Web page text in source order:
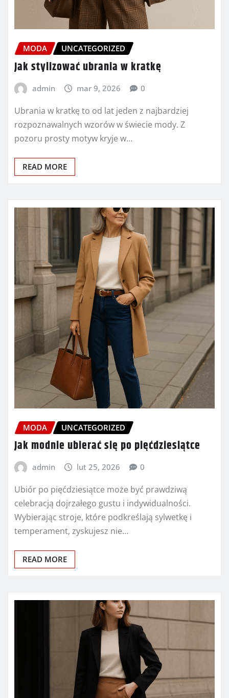
MODA UNCATEGORIZED
Jak stylizować ubrania w kratkę
admin mar 9, 2026 0
Ubrania w kratkę to od lat jeden z najbardziej
rozpoznawalnych wzorów w świecie mody. Z
pozoru prosty motyw kryje w…
READ MORE
MODA UNCATEGORIZED
Jak modnie ubierać się po pięćdziesiątce
admin lut 25, 2026 0
Ubiór po pięćdziesiątce może być prawdziwą
celebracją dojrzałego gustu i indywidualności.
Wybierając stroje, które podkreślają sylwetkę i
temperament, zyskujesz nie…
READ MORE